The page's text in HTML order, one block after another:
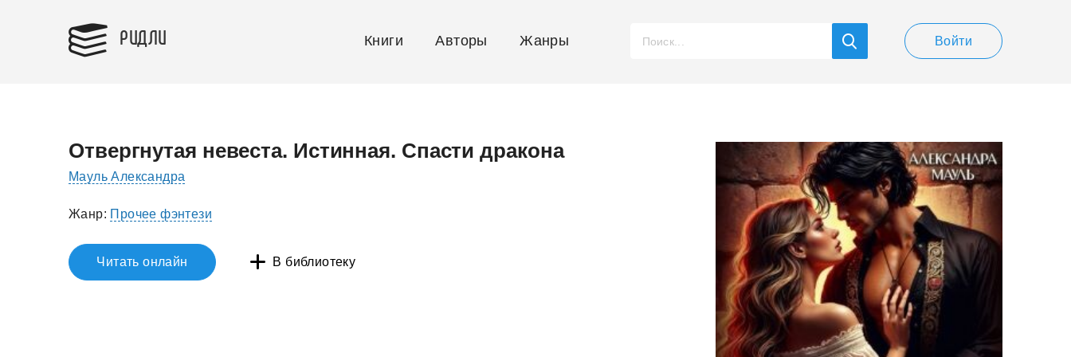
РИДЛИ Книги Авторы Жанры Войти
Отвергнутая невеста. Истинная. Спасти дракона
Мауль Александра
Жанр: Прочее фэнтези
Читать онлайн В библиотеку